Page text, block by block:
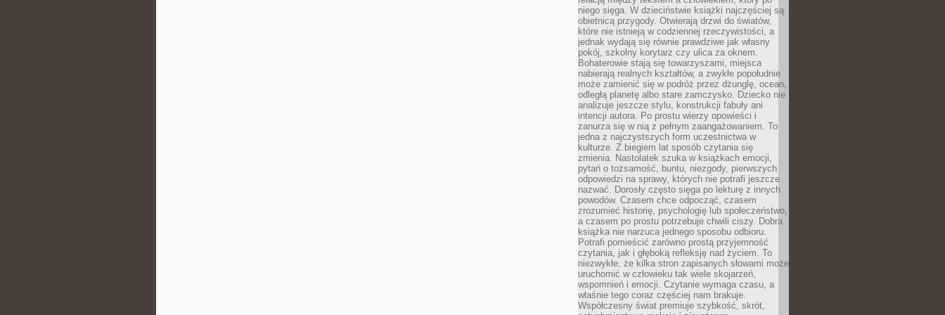
niego sięga. W dzieciństwie książki najczęściej są
obietnicą przygody. Otwierają drzwi do światów,
które nie istnieją w codziennej rzeczywistości, a
jednak wydają się równie prawdziwe jak własny
pokój, szkolny korytarz czy ulica za oknem.
Bohaterowie stają się towarzyszami, miejsca
nabierają realnych kształtów, a zwykłe popołudnie
może zamienić się w podróż przez dżunglę, ocean,
odległą planetę albo stare zamczysko. Dziecko nie
analizuje jeszcze stylu, konstrukcji fabuły ani
intencji autora. Po prostu wierzy opowieści i
zanurza się w nią z pełnym zaangażowaniem. To
jedna z najczystszych form uczestnictwa w
kulturze. Z biegiem lat sposób czytania się
zmienia. Nastolatek szuka w książkach emocji,
pytań o tożsamość, buntu, niezgody, pierwszych
odpowiedzi na sprawy, których nie potrafi jeszcze
nazwać. Dorosły często sięga po lekturę z innych
powodów. Czasem chce odpocząć, czasem
zrozumieć historię, psychologię lub społeczeństwo,
a czasem po prostu potrzebuje chwili ciszy. Dobra
książka nie narzuca jednego sposobu odbioru.
Potrafi pomieścić zarówno prostą przyjemność
czytania, jak i głęboką refleksję nad życiem. To
niezwykłe, że kilka stron zapisanych słowami może
uruchomić w człowieku tak wiele skojarzeń,
wspomnień i emocji. Czytanie wymaga czasu, a
właśnie tego coraz częściej nam brakuje.
Współczesny świat premiuje szybkość, skrót,